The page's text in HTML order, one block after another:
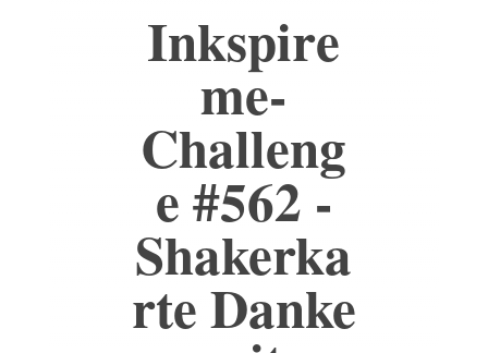
Inkspire
me-
Challeng
e #562 -
Shakerka
rte Danke